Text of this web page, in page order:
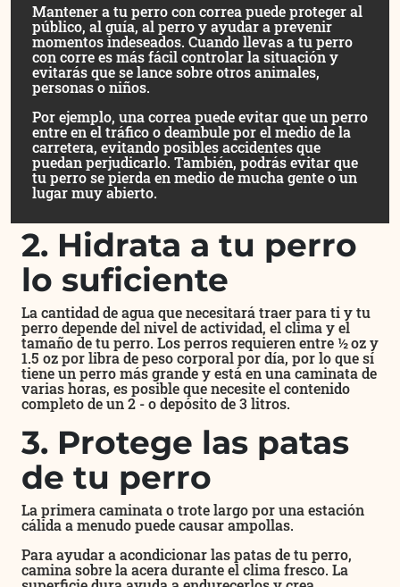
Mantener a tu perro con correa puede proteger al
público, al guía, al perro y ayudar a prevenir
momentos indeseados. Cuando llevas a tu perro
con corre es más fácil controlar la situación y
evitarás que se lance sobre otros animales,
personas o niños.
Por ejemplo, una correa puede evitar que un perro
entre en el tráfico o deambule por el medio de la
carretera, evitando posibles accidentes que
puedan perjudicarlo. También, podrás evitar que
tu perro se pierda en medio de mucha gente o un
lugar muy abierto.
2. Hidrata a tu perro
lo suficiente
La cantidad de agua que necesitará traer para ti y tu
perro depende del nivel de actividad, el clima y el
tamaño de tu perro. Los perros requieren entre ½ oz y
1.5 oz por libra de peso corporal por día, por lo que sí
tiene un perro más grande y está en una caminata de
varias horas, es posible que necesite el contenido
completo de un 2 - o depósito de 3 litros.
3. Protege las patas
de tu perro
La primera caminata o trote largo por una estación
cálida a menudo puede causar ampollas.
Para ayudar a acondicionar las patas de tu perro,
camina sobre la acera durante el clima fresco. La